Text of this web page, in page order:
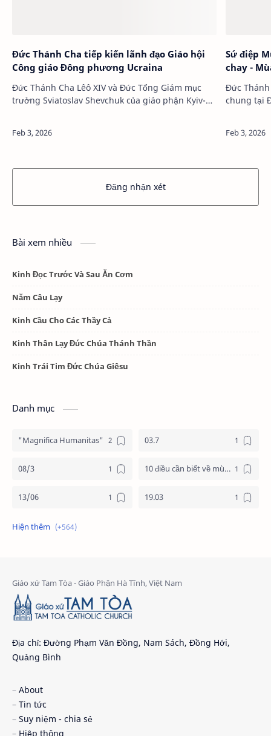
Đức Thánh Cha tiếp kiến lãnh đạo Giáo hội
Công giáo Đông phương Ucraina
Đức Thánh Cha Lêô XIV và Đức Tổng Giám mục
trưởng Sviatoslav Shevchuk của giáo phận Kyiv-
Sứ điệp Mùa
chay -
Đức
chung tại
Đăng nhận xét
Bài xem nhiều
Kinh Đọc Trước Và Sau Ăn Cơm
Năm Câu Lạy
Kinh Cầu Cho Các Thầy Cả
Kinh Thân Lạy Đức Chúa Thánh Thần
Kinh Trái Tim Đức Chúa Giêsu
Danh mục
"Magnifica Humanitas" 03.7
08/3 10 điều cần biết về mùa vọng
13/06 19.03
19/3
24 giờ cho chúa 24 giờ cho chúa 2026
4 nước châu phi
5 cách đơn giản dọn tâm hồn đón chúa 6 gương mặt
Ad Limina 2026
An ninh mạng
Địa chỉ: Đường Phạm Văn Đồng, Nam Sách, Đồng Hới,
Quảng Bình
About
Tin tức
Suy niệm - chia sẻ
Hiệp thông